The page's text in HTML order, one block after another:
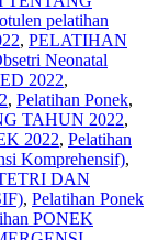
pelatihan
, PELATIHAN
Neonatal
2022,
, Pelatihan Ponek,
TAHUN 2022,
2022, Pelatihan
Komprehensif),
DAN
, Pelatihan Ponek
PONEK